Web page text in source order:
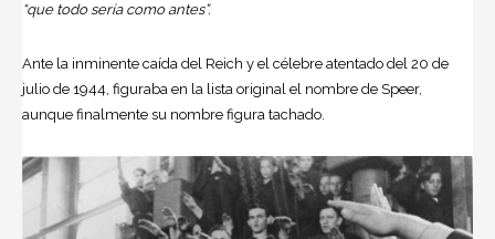
“que todo sería como antes”.
Ante la inminente caída del Reich y el célebre atentado del 20 de
julio de 1944, figuraba en la lista original el nombre de Speer,
aunque finalmente su nombre figura tachado.